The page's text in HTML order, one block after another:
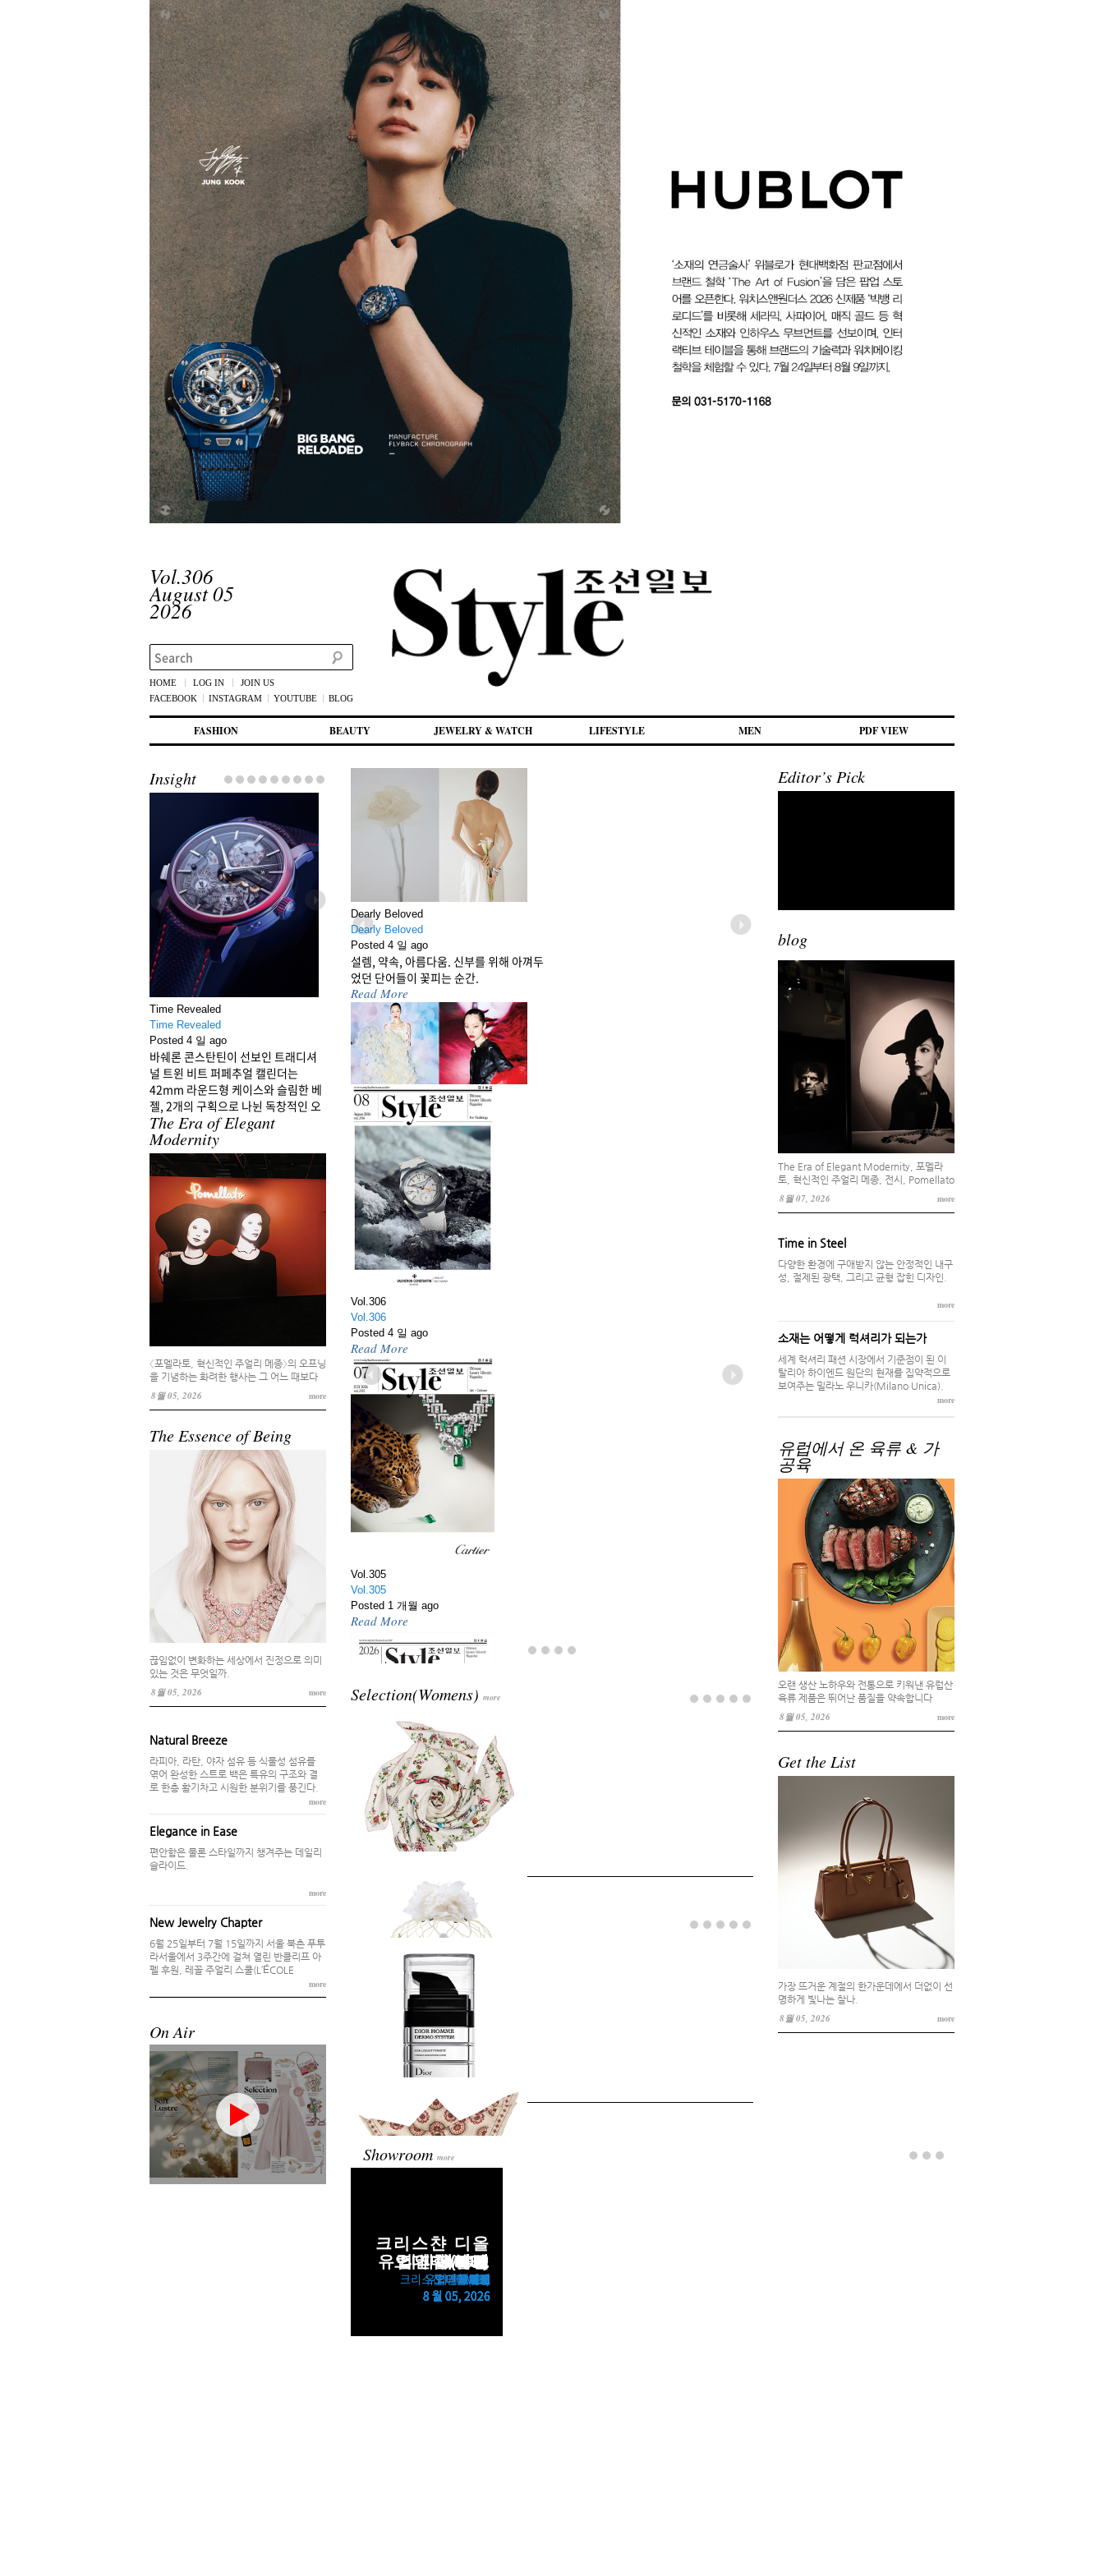
Vol.306
August 05
2026
Search
HOME LOG IN
JOIN US
FACEBOOK
INSTAGRAM YOUTUBE BLOG
첫번째 컨텐츠로 뛰어넘기
두번째 컨텐츠로 뛰어넘기
FASHION BEAUTY JEWELRY & WATCH LIFESTYLE MEN PDF VIEW
Insight
Time Revealed
Time Revealed
Posted 4 일 ago
바쉐론 콘스탄틴이 선보인 트래디셔
널 트윈 비트 퍼페추얼 캘린더는
42mm 라운드형 케이스와 슬림한 베
젤, 2개의 구획으로 나뉜 독창적인 오
픈워크 다이얼이 특징이다.
Read More
Dream Watch
Dream Watch
Posted 4 일 ago
지난 7월 15일 1백89년 역사의 하이
주얼러 티파니앤코(Tiffany & Co.)가
하우스의 상징적인 식스틴 스톤
(Sixteen Stone) 컬렉션을 새로운 방
식으로 해석한 ‘식스틴 스톤 마더 오브
펄 루비 워치(Sixteen Stone
Mother-of-Pearl Ruby
Watch)’를…
Read More
The Big Curve
The Big Curve
성하는 브레이슬릿.
Read More
The Iconic Secret
The Iconic Secret
Posted 4 일 ago
자연과 예술, 건축에서의 조화와 균형,
질서 등을 상징하는 보편적 언어로 존
재해온 기하학적 모티브.
Read More
Previous
The Era of Elegant
Modernity
〈포멜라토, 혁신적인 주얼리 메종〉의 오프닝
을 기념하는 화려한 행사는 그 어느 때보다
뜨거운 관심을 모으며 포멜라토를 재조명하
게 했다.
8월 05, 2026 more
The Essence of Being
끊임없이 변화하는 세상에서 진정으로 의미
있는 것은 무엇일까.
8월 05, 2026 more
Natural Breeze
라피아, 라탄, 야자 섬유 등 식물성 섬유를
엮어 완성한 스트로 백은 특유의 구조와 결
로 한층 활기차고 시원한 분위기를 풍긴다.
more
Elegance in Ease
편안함은 물론 스타일까지 챙겨주는 데일리
슬라이드.
more
New Jewelry Chapter
6월 25일부터 7월 15일까지 서울 북촌 푸투
라서울에서 3주간에 걸쳐 열린 반클리프 아
펠 후원, 레꼴 주얼리 스쿨(L’ÉCOLE
Jewelry School) 서울 캠퍼스가 막을 내렸
다.
more
On Air
Dearly Beloved
Dearly Beloved
Posted 4 일 ago
설렘, 약속, 아름다움. 신부를 위해 아껴두
었던 단어들이 꽃피는 순간.
Read More
So Fabulous!
So Fabulous!
Posted 1 개월 ago
또 다른 나를 만나는, 한여름밤의 우아하고
매혹적인 드레스 코드.
Read More
Gemlight Symphony
Gemlight Symphony
Posted 2 개월 ago
청명한 오너멘탈 스톤과 독창적인 실루엣
이 조우한 피아제의 셰이프와 컬러.
Read More
In Bloom
Posted 3 개월 ago
2026년 새해를 상징하는 것. 붉은 말, 흰색,
리의 만남.
Come Together!
Posted 3 개월 ago
몽클레르의 활기차고 싱그러운 믹스 매치
스타일링 플랜.
Previous
Vol.306
Vol.306
Posted 4 일 ago
Read More
Vol.305
Vol.305
Posted 1 개월 ago
Read More
2026 PIAGET EDITION
Posted 2 개월 ago
Vol.304
Vol.304
Posted 2 개월 ago
Read More
Previous
Selection(Womens) more
Posted 4 일 ago
Read More
Posted 4 일 ago
Read More
부쉐론
Selection(Mens)more
크리스챤 디올 뷰티
Posted 4 일 ago
브루넬로 쿠치넬리
브루넬로 쿠치넬리
Posted 4 일 ago
Editor’s Pick
blog
The Era of Elegant Modernity, 포멜라
토, 혁신적인 주얼리 메종, 전시, Pomellato
for Women, 포멜라토 스틸레 리베로, 팔레
드 도쿄
8월 07, 2026 more
Time in Steel
다양한 환경에 구애받지 않는 안정적인 내구
성, 절제된 광택, 그리고 균형 잡힌 디자인.
more
소재는 어떻게 럭셔리가 되는가
세계 럭셔리 패션 시장에서 기준점이 된 이
탈리아 하이엔드 원단의 현재를 집약적으로
보여주는 밀라노 우니카(Milano Unica).
more
유럽에서 온 육류 & 가
공육
오랜 생산 노하우와 전통으로 키워낸 유럽산
육류 제품은 뛰어난 품질을 약속합니다
8월 05, 2026 more
Get the List
가장 뜨거운 계절의 한가운데에서 더없이 선
명하게 빛나는 찰나.
8월 05, 2026 more
Showroom more
유럽연합(EU)
유럽연합(EU)
8 월 05, 2026
그라프
그라프
8 월 05, 2026
MCM
MCM
8 월 05, 2026
샤넬
샤넬
8 월 05, 2026
키린
키린
8 월 05, 2026
에트로
에트로
8 월 05, 2026
티파니앤코
티파니앤코
8 월 05, 2026
프레드
프레드
8 월 05, 2026
티쏘
티쏘
8 월 05, 2026
크리스챤 디올
뷰티
크리스챤 디올 뷰티
8 월 05, 2026
N32
N32
8 월 05, 2026
오데마 피게
오데마 피게
8 월 05, 2026